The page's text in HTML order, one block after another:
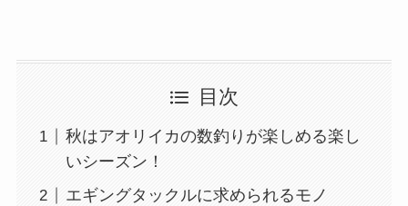
目次
秋はアオリイカの数釣りが楽しめる楽し
いシーズン！
エギングタックルに求められるモノ